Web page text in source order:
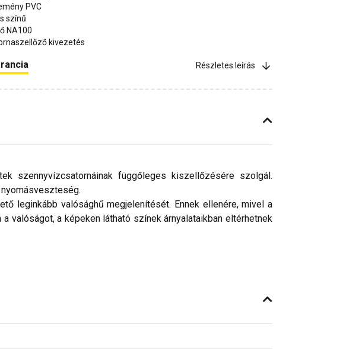
PVC
színű
NA100
kivezetés
Részletes leírás
szennyvízcsatornáinak függőleges kiszellőzésére szolgál.
leginkább valósághű megjelenítését. Ennek ellenére, mivel a
a képeken látható színek árnyalataikban eltérhetnek